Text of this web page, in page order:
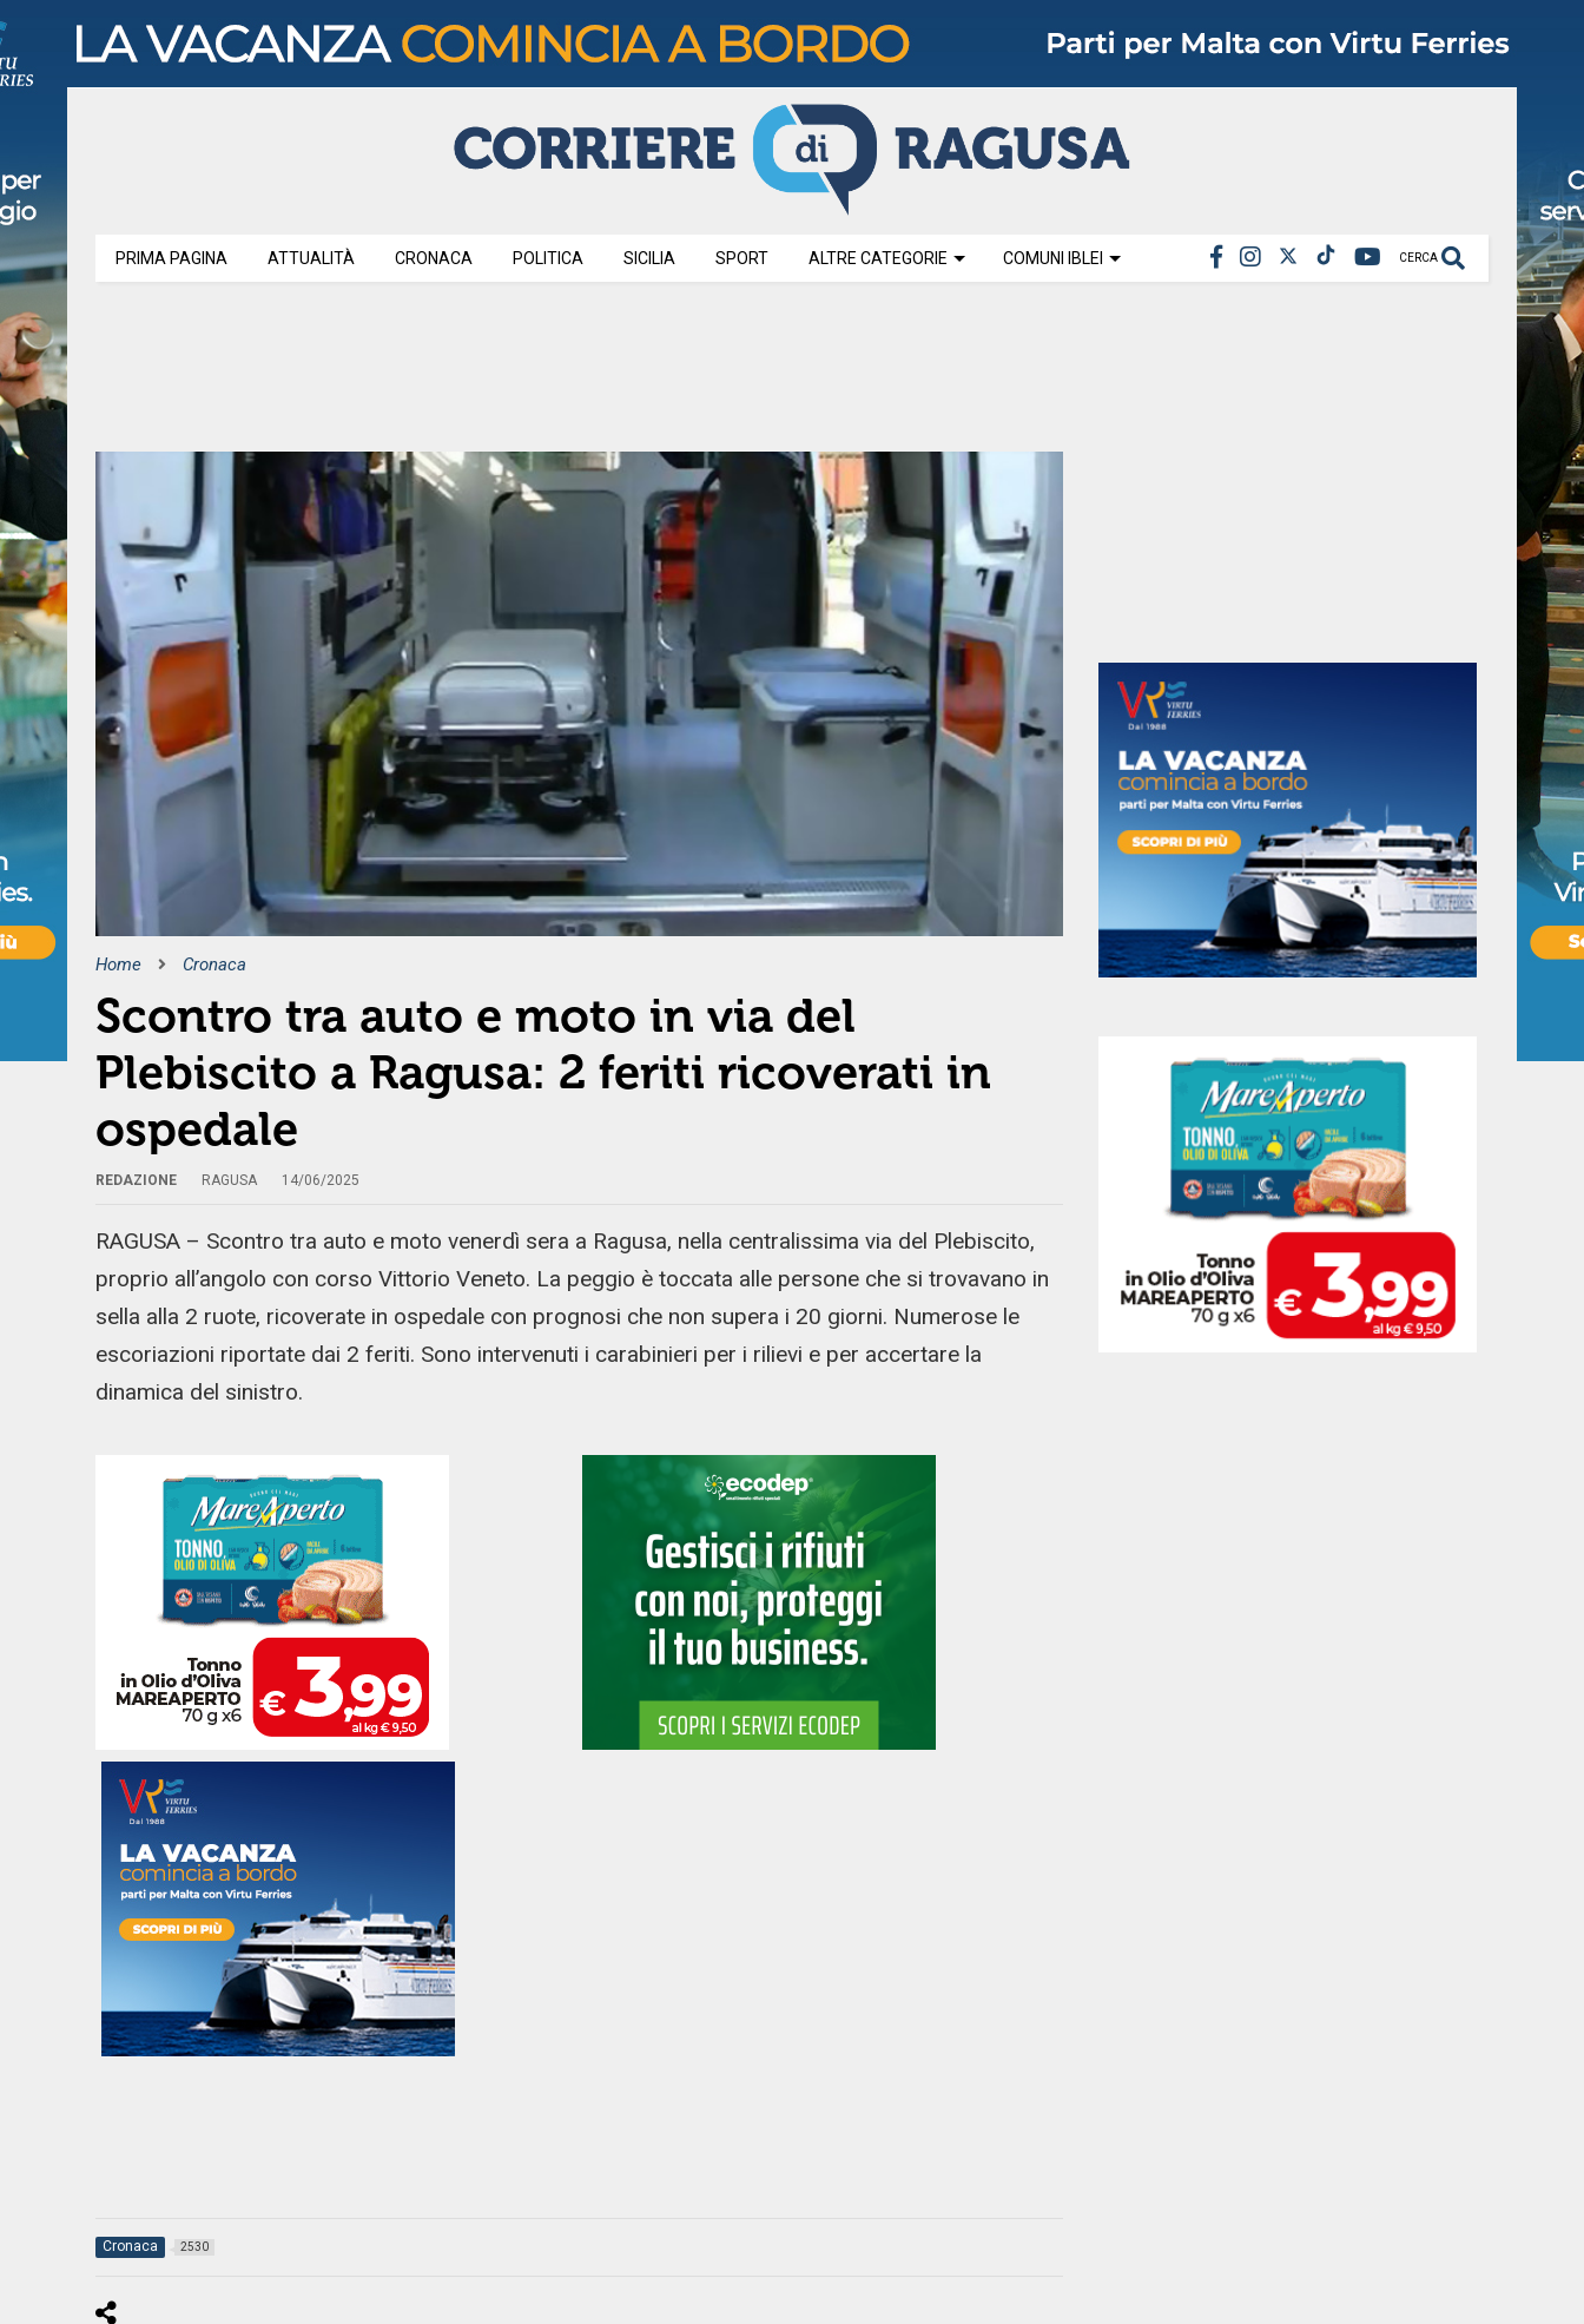
CERCA
PRIMA PAGINA ATTUALITÀ CRONACA POLITICA SICILIA SPORT ALTRE CATEGORIE COMUNI IBLEI
Home Cronaca
Scontro tra auto e moto in via del
Plebiscito a Ragusa: 2 feriti ricoverati in
ospedale
REDAZIONE RAGUSA 14/06/2025
RAGUSA – Scontro tra auto e moto venerdì sera a Ragusa, nella centralissima via del Plebiscito,
proprio all’angolo con corso Vittorio Veneto. La peggio è toccata alle persone che si trovavano in
sella alla 2 ruote, ricoverate in ospedale con prognosi che non supera i 20 giorni. Numerose le
escoriazioni riportate dai 2 feriti. Sono intervenuti i carabinieri per i rilievi e per accertare la
dinamica del sinistro.
Cronaca 2530